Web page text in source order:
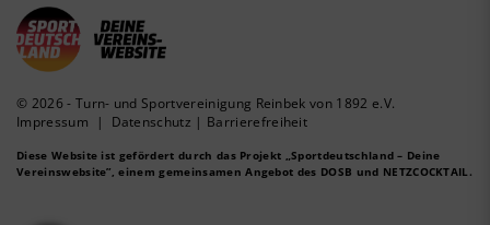
© 2026 - Turn- und Sportvereinigung Reinbek von 1892 e.V.
Impressum | Datenschutz | Barrierefreiheit
Diese Website ist gefördert durch das Projekt „Sportdeutschland – Deine
Vereinswebsite”, einem gemeinsamen Angebot des DOSB und NETZCOCKTAIL.